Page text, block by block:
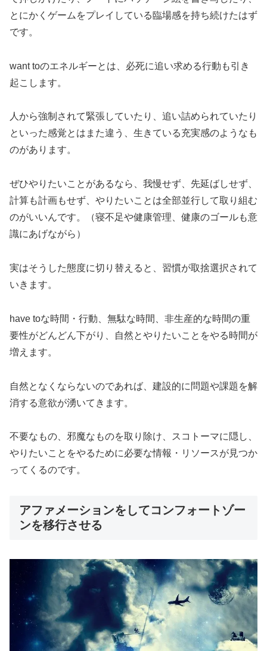
とにかくゲームをプレイしている臨場感を持ち続けたはず
です。
want toのエネルギーとは、必死に追い求める行動も引き
起こします。
人から強制されて緊張していたり、追い詰められていたり
といった感覚とはまた違う、生きている充実感のようなも
のがあります。
ぜひやりたいことがあるなら、我慢せず、先延ばしせず、
計算も計画もせず、やりたいことは全部並行して取り組む
のがいいんです。（寝不足や健康管理、健康のゴールも意
識にあげながら）
実はそうした態度に切り替えると、習慣が取捨選択されて
いきます。
have toな時間・行動、無駄な時間、非生産的な時間の重
要性がどんどん下がり、自然とやりたいことをやる時間が
増えます。
自然となくならないのであれば、建設的に問題や課題を解
消する意欲が湧いてきます。
不要なもの、邪魔なものを取り除け、スコトーマに隠し、
やりたいことをやるために必要な情報・リソースが見つか
ってくるのです。
アファメーションをしてコンフォートゾー
ンを移行させる